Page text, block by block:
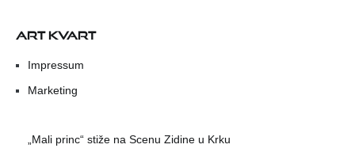
ART KVART
Impressum
Marketing
„Mali princ“ stiže na Scenu Zidine u Krku